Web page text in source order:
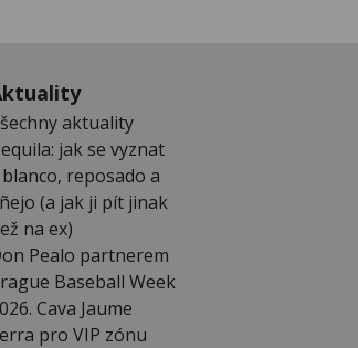
aktuality
jak se vyznat
reposado a
(a jak ji pít jinak
na ex)
Pealo partnerem
Baseball Week
Cava Jaume
pro VIP zónu